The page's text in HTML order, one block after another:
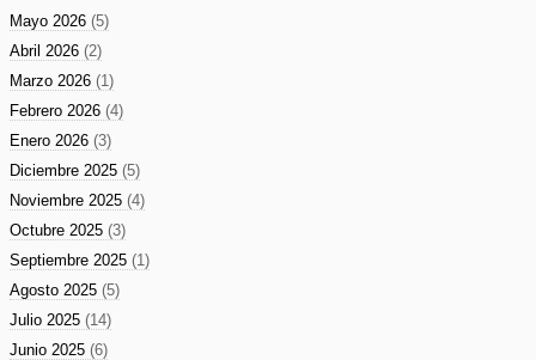
Mayo 2026 (5)
Abril 2026 (2)
Marzo 2026 (1)
Febrero 2026 (4)
Enero 2026 (3)
Diciembre 2025 (5)
Noviembre 2025 (4)
Octubre 2025 (3)
Septiembre 2025 (1)
Agosto 2025 (5)
Julio 2025 (14)
Junio 2025 (6)